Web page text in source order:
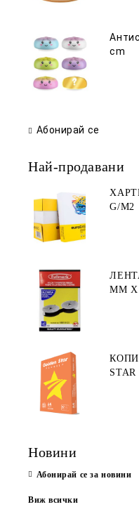
cm
Абонирай се
Най-продавани
G/M2
MM X
Новини
Абонирай се за новини
Виж всички